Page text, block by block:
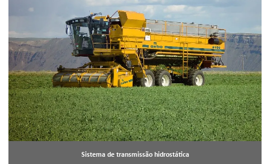
Sistema de transmissão hidrostática